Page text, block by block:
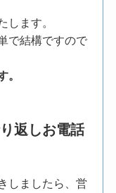
します。
で結構ですので
。
返しお電話
しましたら、営